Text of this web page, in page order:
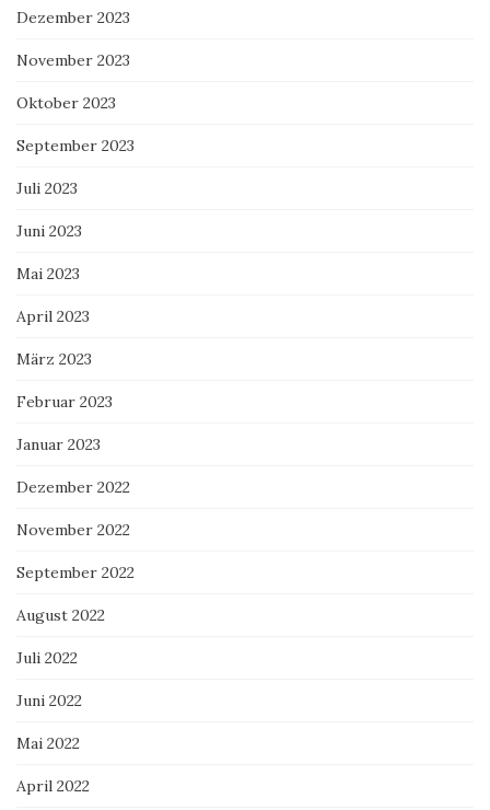
Dezember 2023
November 2023
Oktober 2023
September 2023
Juli 2023
Juni 2023
Mai 2023
April 2023
März 2023
Februar 2023
Januar 2023
Dezember 2022
November 2022
September 2022
August 2022
Juli 2022
Juni 2022
Mai 2022
April 2022